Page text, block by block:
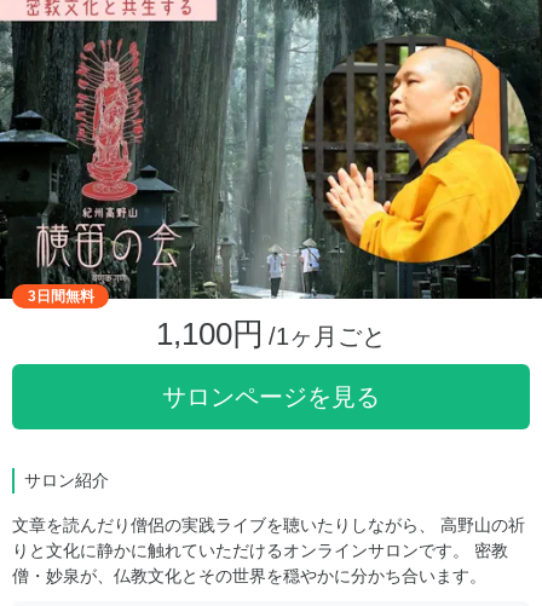
3日間無料
1,100円 /1ヶ月ごと
サロンページを見る
サロン紹介
文章を読んだり僧侶の実践ライブを聴いたりしながら、 高野山の祈
りと文化に静かに触れていただけるオンラインサロンです。 密教
僧・妙泉が、仏教文化とその世界を穏やかに分かち合います。